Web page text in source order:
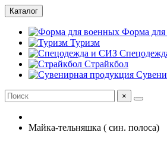
Каталог
Форма
Туризм
Страйкбол
×
Майка-тельняшка ( син. полоса)